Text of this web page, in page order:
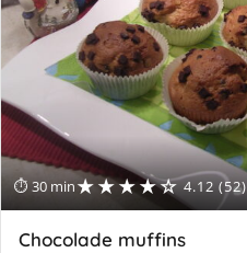
⏱ 30 min★★★★☆ 4.12 (52)
Chocolade muffins